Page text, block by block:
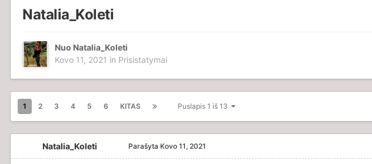
Natalia_Koleti
Nuo Natalia_Koleti
Kovo 11, 2021 in Prisistatymai
1 2 3 4 5 6 KITAS Puslapis 1 iš 13
Natalia_Koleti Parašyta Kovo 11, 2021